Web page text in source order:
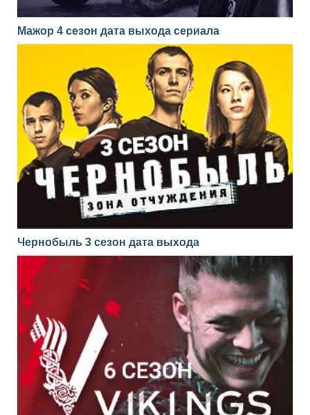
Мажор 4 сезон дата выхода сериала
Чернобыль 3 сезон дата выхода